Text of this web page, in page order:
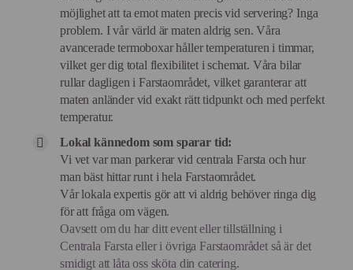
möjlighet att ta emot maten precis vid servering? Inga
problem. I vår värld är maten aldrig sen. Våra
avancerade termoboxar håller temperaturen i timmar,
vilket ger dig total flexibilitet i schemat. Våra bilar
rullar dagligen i Farstaområdet, vilket garanterar att
maten anländer vid exakt rätt tidpunkt och med perfekt
temperatur.
Lokal kännedom som sparar tid:
Vi vet var man parkerar vid centrala Farsta och hur
man bäst hittar runt i hela Farstaområdet.
Vår lokala expertis gör att vi aldrig behöver ringa dig
för att fråga om vägen.
Oavsett om du har ditt event eller tillställning i
Centrala Farsta eller i övriga Farstaområdet så är det
smidigt att låta oss sköta din catering.